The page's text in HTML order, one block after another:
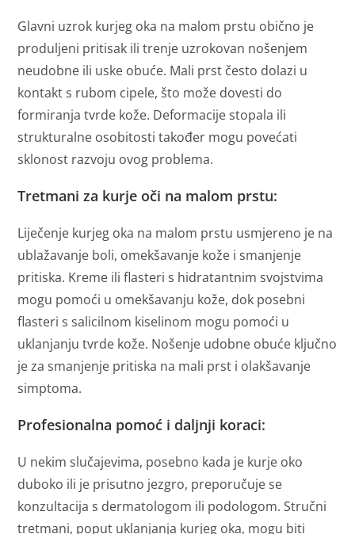
Glavni uzrok kurjeg oka na malom prstu obično je
produljeni pritisak ili trenje uzrokovan nošenjem
neudobne ili uske obuće. Mali prst često dolazi u
kontakt s rubom cipele, što može dovesti do
formiranja tvrde kože. Deformacije stopala ili
strukturalne osobitosti također mogu povećati
sklonost razvoju ovog problema.
Tretmani za kurje oči na malom prstu:
Liječenje kurjeg oka na malom prstu usmjereno je na
ublažavanje boli, omekšavanje kože i smanjenje
pritiska. Kreme ili flasteri s hidratantnim svojstvima
mogu pomoći u omekšavanju kože, dok posebni
flasteri s salicilnom kiselinom mogu pomoći u
uklanjanju tvrde kože. Nošenje udobne obuće ključno
je za smanjenje pritiska na mali prst i olakšavanje
simptoma.
Profesionalna pomoć i daljnji koraci:
U nekim slučajevima, posebno kada je kurje oko
duboko ili je prisutno jezgro, preporučuje se
konzultacija s dermatologom ili podologom. Stručni
tretmani, poput uklanjanja kurjeg oka, mogu biti